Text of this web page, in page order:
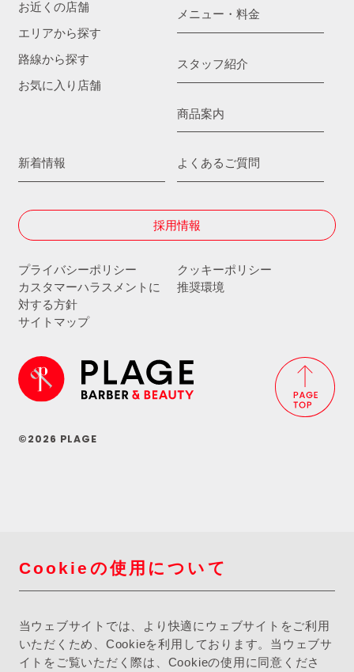
お近くの店舗
エリアから探す
路線から探す
お気に入り店舗
メニュー・料金
スタッフ紹介
商品案内
新着情報 よくあるご質問
採用情報
プライバシーポリシー
クッキーポリシー
カスタマーハラスメントに
対する方針
推奨環境
サイトマップ
©2026 PLAGE
Cookieの使用について
当ウェブサイトでは、より快適にウェブサイトをご利用
いただくため、Cookieを利用しております。当ウェブサ
イトをご覧いただく際は、Cookieの使用に同意くださ